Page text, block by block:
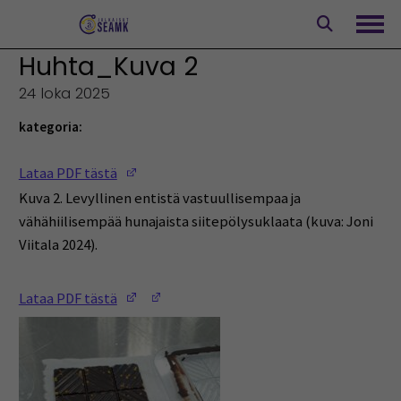
Huhta_Kuva 2
24 loka 2025
kategoria:
Lataa PDF tästä
Kuva 2. Levyllinen entistä vastuullisempaa ja
vähähiilisempää hunajaista siitepölysuklaata (kuva: Joni
Viitala 2024).
Lataa PDF tästä (Opens in a new window)